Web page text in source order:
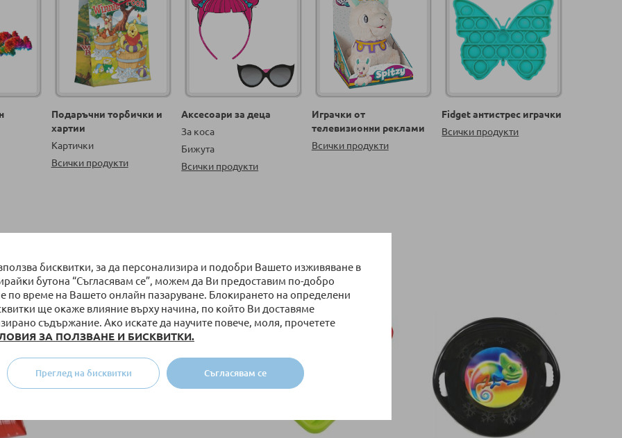
бисквитки, за да персонализира и подобри Вашето изживяване в
бутона “Съгласявам се”, можем да Ви предоставим по-добро
по време на Вашето онлайн пазаруване. Блокирането на определени
ще окаже влияние върху начина, по който Ви доставяме
съдържание. Ако искате да научите повече, моля, прочетете
ЗА ПОЛЗВАНЕ И БИСКВИТКИ.
Съгласявам се
Преглед на бисквитки
Подаръчни торбички и
хартии
Картички
Всички продукти
Аксесоари за деца
За коса
Бижута
Всички продукти
Играчки от
телевизионни реклами
Всички продукти
Fidget антистрес играчки
Всички продукти